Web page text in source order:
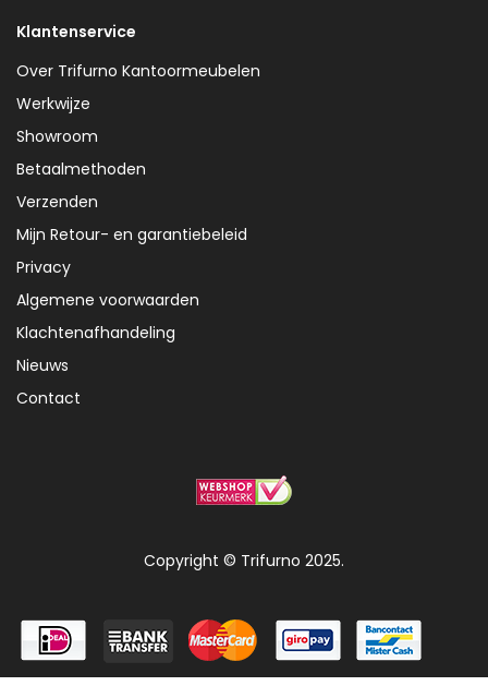
Klantenservice
Over Trifurno Kantoormeubelen
Werkwijze
Showroom
Betaalmethoden
Verzenden
Mijn Retour- en garantiebeleid
Privacy
Algemene voorwaarden
Klachtenafhandeling
Nieuws
Contact
Copyright © Trifurno 2025.